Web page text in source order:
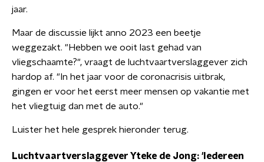
jaar.
Maar de discussie lijkt anno 2023 een beetje
weggezakt. "Hebben we ooit last gehad van
vliegschaamte?", vraagt de luchtvaartverslaggever zich
hardop af. "In het jaar voor de coronacrisis uitbrak,
gingen er voor het eerst meer mensen op vakantie met
het vliegtuig dan met de auto."
Luister het hele gesprek hieronder terug.
Luchtvaartverslaggever Yteke de Jong: 'Iedereen